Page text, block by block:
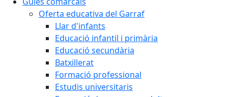
Oferta educativa del Garraf
Llar d'infants
Educació infantil i primària
Educació secundària
Batxillerat
Formació professional
Estudis universitaris